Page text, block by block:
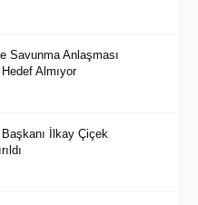
Savunma Anlaşması
Almıyor
İlkay Çiçek